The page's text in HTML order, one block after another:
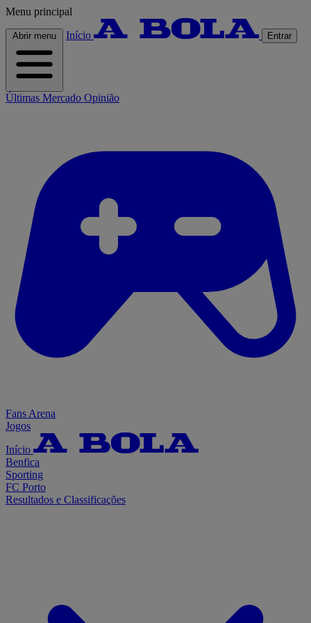
Menu principal
Abrir menu Início Entrar
Últimas Mercado Opinião
Fans Arena
Jogos
Início
Benfica
Sporting
FC Porto
Resultados e Classificações